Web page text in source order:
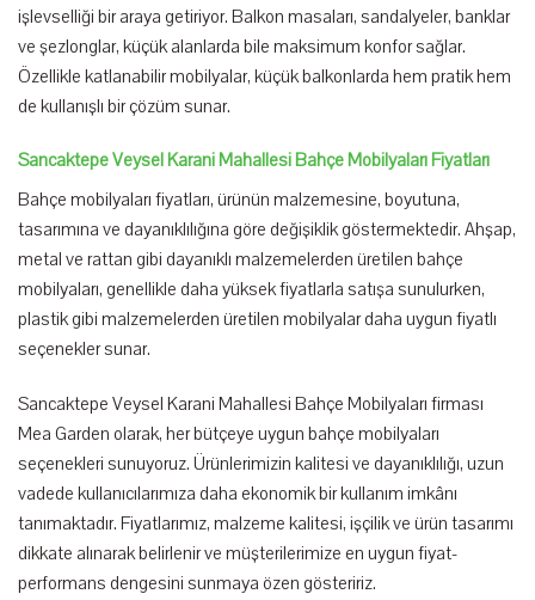
işlevselliği bir araya getiriyor. Balkon masaları, sandalyeler, banklar
ve şezlonglar, küçük alanlarda bile maksimum konfor sağlar.
Özellikle katlanabilir mobilyalar, küçük balkonlarda hem pratik hem
de kullanışlı bir çözüm sunar.
Sancaktepe Veysel Karani Mahallesi Bahçe Mobilyaları Fiyatları
Bahçe mobilyaları fiyatları, ürünün malzemesine, boyutuna,
tasarımına ve dayanıklılığına göre değişiklik göstermektedir. Ahşap,
metal ve rattan gibi dayanıklı malzemelerden üretilen bahçe
mobilyaları, genellikle daha yüksek fiyatlarla satışa sunulurken,
plastik gibi malzemelerden üretilen mobilyalar daha uygun fiyatlı
seçenekler sunar.
Sancaktepe Veysel Karani Mahallesi Bahçe Mobilyaları firması
Mea Garden olarak, her bütçeye uygun bahçe mobilyaları
seçenekleri sunuyoruz. Ürünlerimizin kalitesi ve dayanıklılığı, uzun
vadede kullanıcılarımıza daha ekonomik bir kullanım imkânı
tanımaktadır. Fiyatlarımız, malzeme kalitesi, işçilik ve ürün tasarımı
dikkate alınarak belirlenir ve müşterilerimize en uygun fiyat-
performans dengesini sunmaya özen gösteririz.